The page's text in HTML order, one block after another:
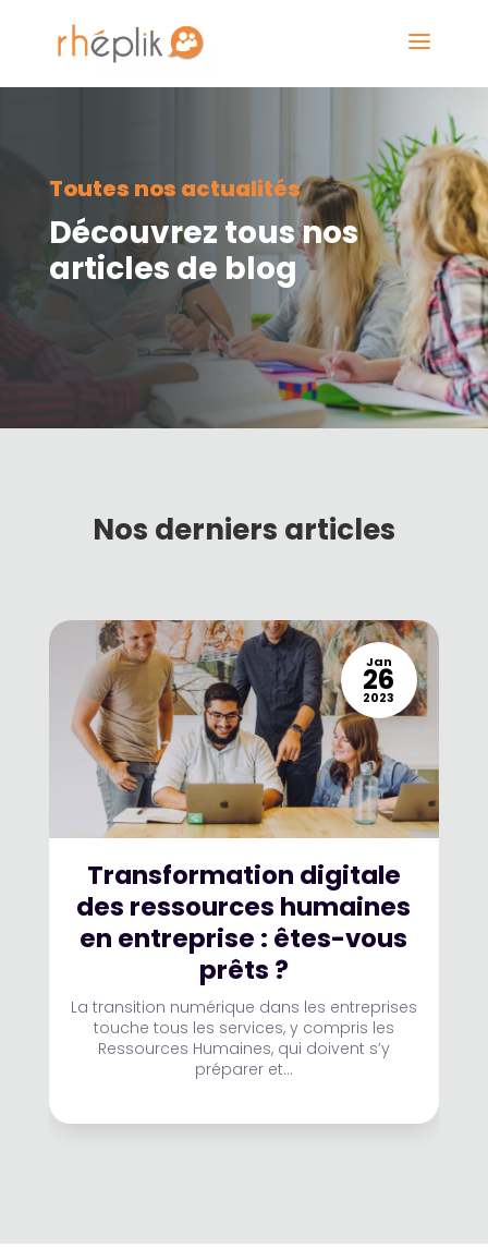
Toutes nos actualités
Découvrez tous nos
articles de blog
Nos derniers articles
Jan
26
2023
Transformation digitale
des ressources humaines
en entreprise : êtes-vous
prêts ?
La transition numérique dans les entreprises
touche tous les services, y compris les
Ressources Humaines, qui doivent s’y
préparer et...